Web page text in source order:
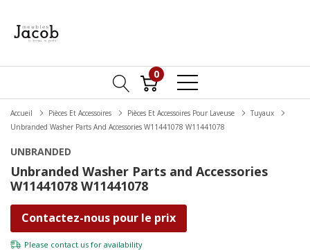
0
Accueil Pièces Et Accessoires Pièces Et Accessoires Pour Laveuse
Tuyaux
Unbranded Washer Parts And Accessories W11441078 W11441078
UNBRANDED
Unbranded Washer Parts and Accessories
W11441078 W11441078
Contactez-nous pour le prix
Please contact us for availability